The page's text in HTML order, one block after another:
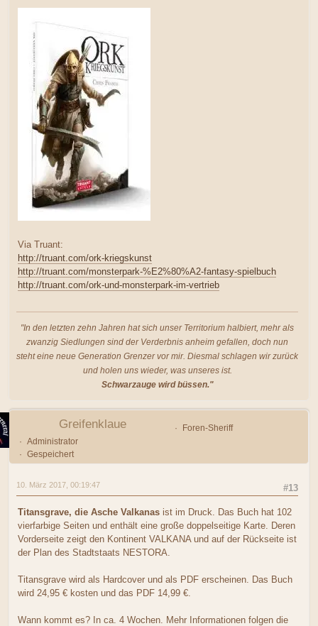
Via Truant:
http://truant.com/ork-kriegskunst
http://truant.com/monsterpark-%E2%80%A2-fantasy-spielbuch
http://truant.com/ork-und-monsterpark-im-vertrieb
"In den letzten zehn Jahren hat sich unser Territorium halbiert, mehr als
zwanzig Siedlungen sind der Verderbnis anheim gefallen, doch nun
steht eine neue Generation Grenzer vor mir. Diesmal schlagen wir zurück
und holen uns wieder, was unseres ist.
Schwarzauge wird büssen."
Greifenklaue
Foren-Sheriff
Administrator
Gespeichert
#13
10. März 2017, 00:19:47
Titansgrave, die Asche Valkanas ist im Druck. Das Buch hat 102
vierfarbige Seiten und enthält eine große doppelseitige Karte. Deren
Vorderseite zeigt den Kontinent VALKANA und auf der Rückseite ist
der Plan des Stadtstaats NESTORA.
Titansgrave wird als Hardcover und als PDF erscheinen. Das Buch
wird 24,95 € kosten und das PDF 14,99 €.
Wann kommt es? In ca. 4 Wochen. Mehr Informationen folgen die